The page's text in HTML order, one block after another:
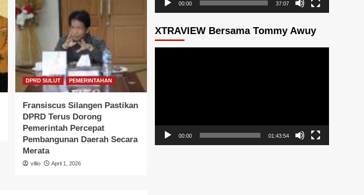
DPRD SULUT PEMERINTAHAN
Fransiscus Silangen Pastikan
DPRD Terus Dorong
Pemerintah Percepat
Pembangunan Daerah Secara
Merata
villio April 1, 2026
00:00 37:07
XTRAVIEW Bersama Tommy Awuy
00:00 01:43:54